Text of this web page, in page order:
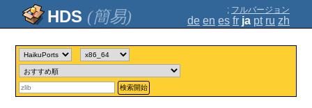
(簡易) ; フルバージョン
de en es fr ja pt ru zh
検索開始